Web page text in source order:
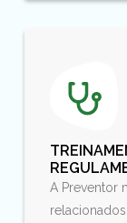
A Preventor